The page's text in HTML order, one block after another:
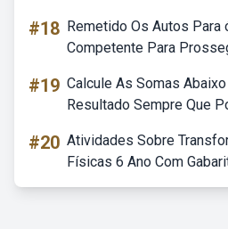
#18 Remetido Os Autos Para
Competente Para
#19 Calcule As Somas
Resultado Sempre Que
#20 Atividades Sobre
Físicas 6 Ano Com